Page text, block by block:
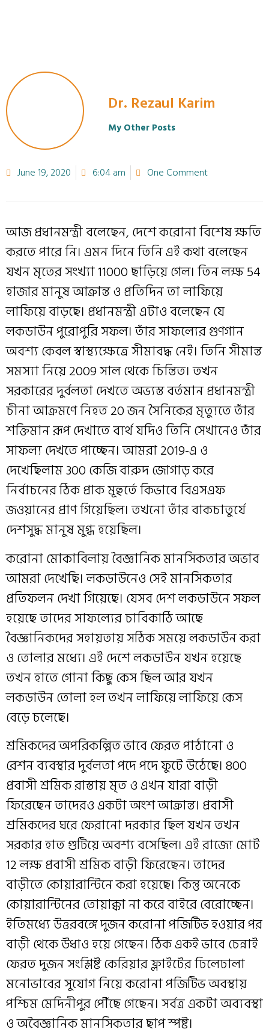
Dr. Rezaul Karim
My Other Posts
June 19, 2020 6:04 am One Comment
আজ প্রধানমন্ত্রী বলেছেন, দেশে করোনা বিশেষ ক্ষতি
করতে পারে নি। এমন দিনে তিনি এই কথা বলেছেন
যখন মৃতের সংখ্যা 11000 ছাড়িয়ে গেল। তিন লক্ষ 54
হাজার মানুষ আক্রান্ত ও প্রতিদিন তা লাফিয়ে
লাফিয়ে বাড়ছে। প্রধানমন্ত্রী এটাও বলেছেন যে
লকডাউন পুরোপুরি সফল। তাঁর সাফল্যের গুণগান
অবশ্য কেবল স্বাস্থ্যক্ষেত্রে সীমাবদ্ধ নেই। তিনি সীমান্ত
সমস্যা নিয়ে 2009 সাল থেকে চিন্তিত। তখন
সরকারের দুর্বলতা দেখতে অভ্যস্ত বর্তমান প্রধানমন্ত্রী
চীনা আক্রমণে নিহত 20 জন সৈনিকের মৃত্যুতে তাঁর
শক্তিমান রূপ দেখাতে ব্যর্থ যদিও তিনি সেখানেও তাঁর
সাফল্য দেখতে পাচ্ছেন। আমরা 2019-এ ও
দেখেছিলাম 300 কেজি বারুদ জোগাড় করে
নির্বাচনের ঠিক প্রাক মূহুর্তে কিভাবে বিএসএফ
জওয়ানের প্রাণ গিয়েছিল। তখনো তাঁর বাকচাতুর্যে
দেশসুদ্ধ মানুষ মুগ্ধ হয়েছিল।
করোনা মোকাবিলায় বৈজ্ঞানিক মানসিকতার অভাব
আমরা দেখেছি। লকডাউনেও সেই মানসিকতার
প্রতিফলন দেখা গিয়েছে। যেসব দেশ লকডাউনে সফল
হয়েছে তাদের সাফল্যের চাবিকাঠি আছে
বৈজ্ঞানিকদের সহায়তায় সঠিক সময়ে লকডাউন করা
ও তোলার মধ্যে। এই দেশে লকডাউন যখন হয়েছে
তখন হাতে গোনা কিছু কেস ছিল আর যখন
লকডাউন তোলা হল তখন লাফিয়ে লাফিয়ে কেস
বেড়ে চলেছে।
শ্রমিকদের অপরিকল্পিত ভাবে ফেরত পাঠানো ও
রেশন ব্যবস্থার দুর্বলতা পদে পদে ফুটে উঠেছে। 800
প্রবাসী শ্রমিক রাস্তায় মৃত ও এখন যারা বাড়ী
ফিরেছেন তাদেরও একটা অংশ আক্রান্ত। প্রবাসী
শ্রমিকদের ঘরে ফেরানো দরকার ছিল যখন তখন
সরকার হাত গুটিয়ে অবশ্য বসেছিল। এই রাজ্যে মোট
12 লক্ষ প্রবাসী শ্রমিক বাড়ী ফিরেছেন। তাদের
বাড়ীতে কোয়ারান্টিনে করা হয়েছে। কিন্তু অনেকে
কোয়ারান্টিনের তোয়াক্কা না করে বাইরে বেরোচ্ছেন।
ইতিমধ্যে উত্তরবঙ্গে দুজন করোনা পজিটিভ হওয়ার পর
বাড়ী থেকে উধাও হয়ে গেছেন। ঠিক একই ভাবে চেন্নাই
ফেরত দুজন সংশ্লিষ্ট কেরিয়ার ফ্লাইটের ঢিলেঢালা
মনোভাবের সুযোগ নিয়ে করোনা পজিটিভ অবস্থায়
পশ্চিম মেদিনীপুর পৌঁছে গেছেন। সর্বত্র একটা অব্যবস্থা
ও অবৈজ্ঞানিক মানসিকতার ছাপ স্পষ্ট।